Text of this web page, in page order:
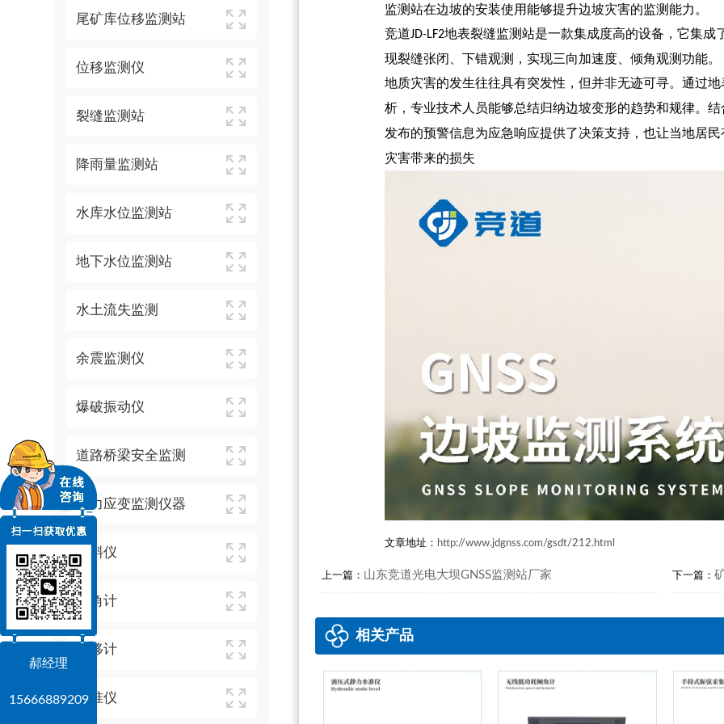
尾矿库位移监测站
位移监测仪
裂缝监测站
降雨量监测站
水库水位监测站
地下水位监测站
水土流失监测
余震监测仪
爆破振动仪
道路桥梁安全监测
应力应变监测仪器
测斜仪
倾角计
位移计
水准仪
监测站在边坡的安装使用能够提升边坡灾害的监测能力。
竞道JD-LF2地表裂缝监测站是一款集成度高的设备，它集成
现裂缝张闭、下错观测，实现三向加速度、倾角观测功能。
地质灾害的发生往往具有突发性，但并非无迹可寻。通过地
析，专业技术人员能够总结归纳边坡变形的趋势和规律。
发布的预警信息为应急响应提供了决策支持 ，也让当地居
灾害带来的损失
文章地址： http://www.jdgnss.com/gsdt/212.html
上一篇： 山东竞道光电大坝GNSS监测站厂家 下一篇：
相关产品
郝经理
15666889209